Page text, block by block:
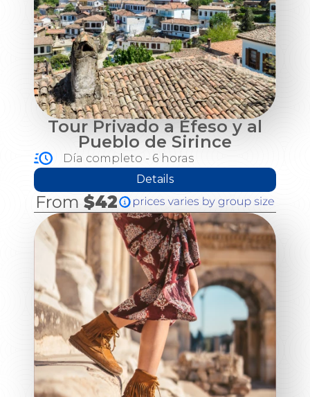
Tour Privado a Éfeso y al
Pueblo de Sirince
Día completo - 6 horas
Details
From $42